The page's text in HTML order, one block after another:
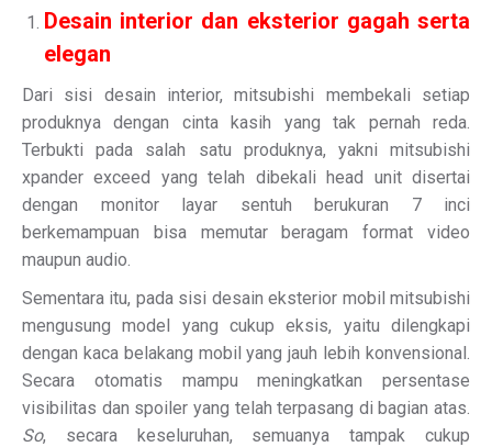
Desain interior dan eksterior gagah serta
elegan
Dari sisi desain interior, mitsubishi membekali setiap
produknya dengan cinta kasih yang tak pernah reda.
Terbukti pada salah satu produknya, yakni mitsubishi
xpander exceed yang telah dibekali head unit disertai
dengan monitor layar sentuh berukuran 7 inci
berkemampuan bisa memutar beragam format video
maupun audio.
Sementara itu, pada sisi desain eksterior mobil mitsubishi
mengusung model yang cukup eksis, yaitu dilengkapi
dengan kaca belakang mobil yang jauh lebih konvensional.
Secara otomatis mampu meningkatkan persentase
visibilitas dan spoiler yang telah terpasang di bagian atas.
So, secara keseluruhan, semuanya tampak cukup